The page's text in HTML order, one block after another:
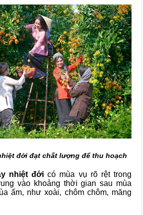
đới đạt chất lượng để thu hoạch
nhiệt đới có mùa vụ rõ rệt trong
vào khoảng thời gian sau mùa
ấm, như xoài, chôm chôm, măng